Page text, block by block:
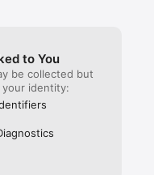
to You
be collected but
identity: